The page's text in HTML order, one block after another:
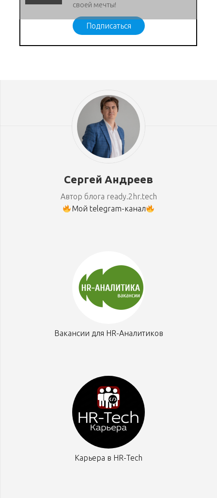
своей мечты!
Подписаться
Сергей Андреев
Автор блога ready.2hr.tech
Мой telegram-канал
Вакансии для HR-Аналитиков
Карьера в HR-Tech